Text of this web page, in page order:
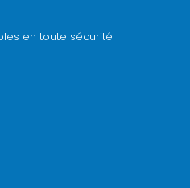
en toute sécurité